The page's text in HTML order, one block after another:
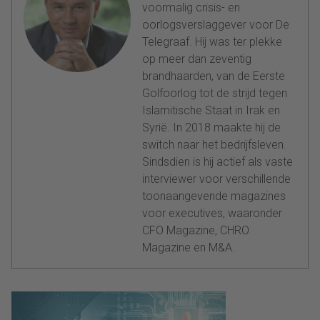
voormalig crisis- en
oorlogsverslaggever voor De
Telegraaf. Hij was ter plekke
op meer dan zeventig
brandhaarden, van de Eerste
Golfoorlog tot de strijd tegen
Islamitische Staat in Irak en
Syrië. In 2018 maakte hij de
switch naar het bedrijfsleven.
Sindsdien is hij actief als vaste
interviewer voor verschillende
toonaangevende magazines
voor executives, waaronder
CFO Magazine, CHRO
Magazine en M&A.